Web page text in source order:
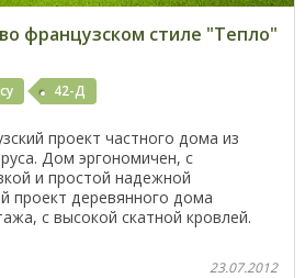
французском стиле "Тепло"
42-Д
проект частного дома из
Дом эргономичен, с
и простой надежной
проект деревянного дома
с высокой скатной кровлей.
23.07.2012